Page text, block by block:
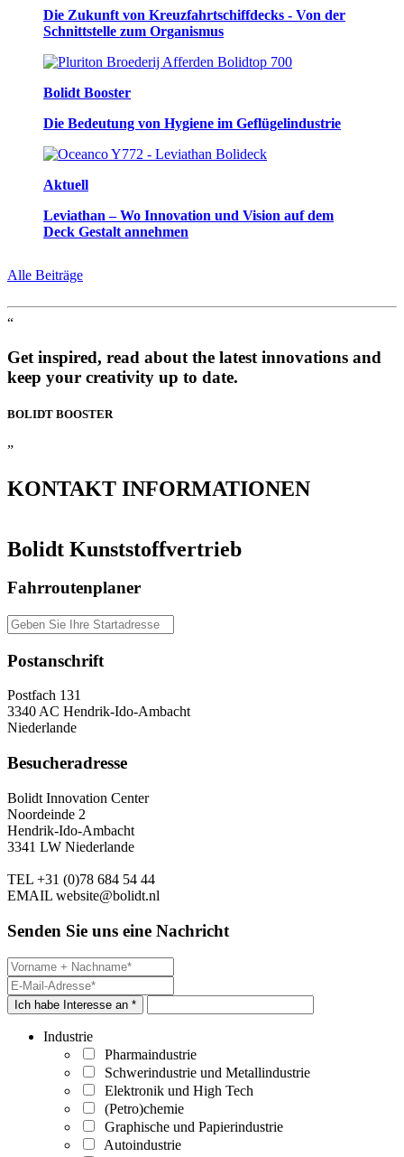
Die Zukunft von Kreuzfahrtschiffdecks - Von der
Schnittstelle zum Organismus
Bolidt Booster
Die Bedeutung von Hygiene im Geflügelindustrie
Aktuell
Leviathan – Wo Innovation und Vision auf dem
Deck Gestalt annehmen
Alle Beiträge
“
Get inspired, read about the latest innovations and
keep your creativity up to date.
BOLIDT BOOSTER
”
KONTAKT INFORMATIONEN
Bolidt Kunststoffvertrieb
Fahrroutenplaner
Postanschrift
Postfach 131
3340 AC Hendrik-Ido-Ambacht
Niederlande
Besucheradresse
Bolidt Innovation Center
Noordeinde 2
Hendrik-Ido-Ambacht
3341 LW Niederlande
TEL +31 (0)78 684 54 44
EMAIL website@bolidt.nl
Senden Sie uns eine Nachricht
Ich habe Interesse an *
Industrie
Pharmaindustrie
Schwerindustrie und Metallindustrie
Elektronik und High Tech
(Petro)chemie
Graphische und Papierindustrie
Autoindustrie